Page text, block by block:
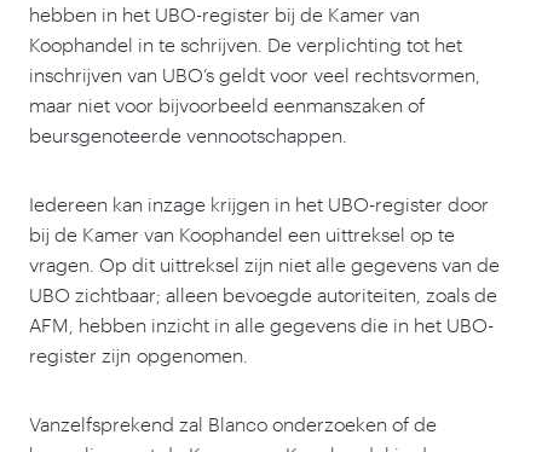
hebben in het UBO-register bij de Kamer van
Koophandel in te schrijven. De verplichting tot het
inschrijven van UBO’s geldt voor veel rechtsvormen,
maar niet voor bijvoorbeeld eenmanszaken of
beursgenoteerde vennootschappen.
Iedereen kan inzage krijgen in het UBO-register door
bij de Kamer van Koophandel een uittreksel op te
vragen. Op dit uittreksel zijn niet alle gegevens van de
UBO zichtbaar; alleen bevoegde autoriteiten, zoals de
AFM, hebben inzicht in alle gegevens die in het UBO-
register zijn opgenomen.
Vanzelfsprekend zal Blanco onderzoeken of de